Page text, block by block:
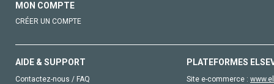
MON COMPTE
CRÉER UN COMPTE
AIDE & SUPPORT
Contactez-nous / FAQ
PLATEFORMES
Site e-commerce :